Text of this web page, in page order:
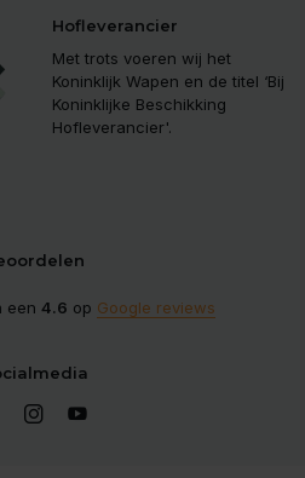
Hofleverancier
Met trots voeren wij het
Koninklijk Wapen en de titel ‘Bij
Koninklijke Beschikking
Hofleverancier'.
een 4.6 op Google reviews